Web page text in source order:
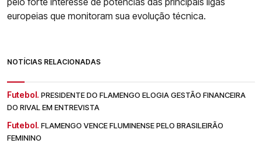
europeias que monitoram sua evolução técnica.
NOTÍCIAS RELACIONADAS
Futebol. PRESIDENTE DO FLAMENGO ELOGIA GESTÃO FINANCEIRA
DO RIVAL EM ENTREVISTA
Futebol. FLAMENGO VENCE FLUMINENSE PELO BRASILEIRÃO
FEMININO